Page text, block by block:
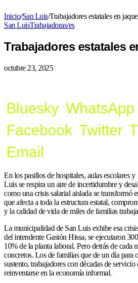
Inicio/San Luis/Trabajadores estatales en jaque
San LuisTrabajadoras/es
Trabajadores estatales
octubre 23, 2025
Bluesky WhatsApp
Facebook Twitter
Email
En los pasillos de hospitales, aulas escolares
Luis se respira un aire de incertidumbre y
como una crisis salarial aislada se transformó
que afecta a toda la estructura estatal,
y la calidad de vida de miles de familias
La municipalidad de San Luis exhibe esa
del intendente Gastón Hissa, se ejecutaron
10% de la planta laboral. Pero detrás de cada
concretos. Los de familias que de un día para
sustento, trabajadores con décadas de
reinventarse en la economía informal.